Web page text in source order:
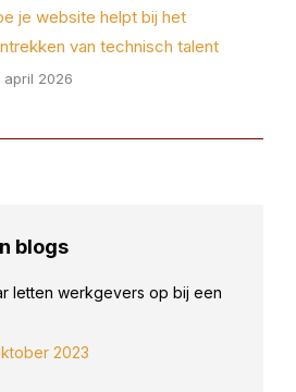
je website helpt bij het
van technisch talent
april 2026
blogs
letten werkgevers op bij een
2023